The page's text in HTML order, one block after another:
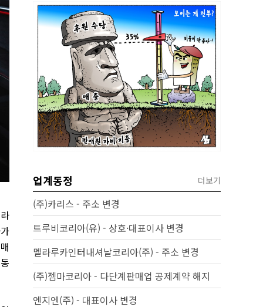
업계동정 더보기
(주)카리스 - 주소 변경
트루비코리아(유) - 상호·대표이사 변경
멜라루카인터내셔날코리아(주) - 주소 변경
(주)젬마코리아 - 다단계판매업 공제계약 해지
엔지엔(주) - 대표이사 변경